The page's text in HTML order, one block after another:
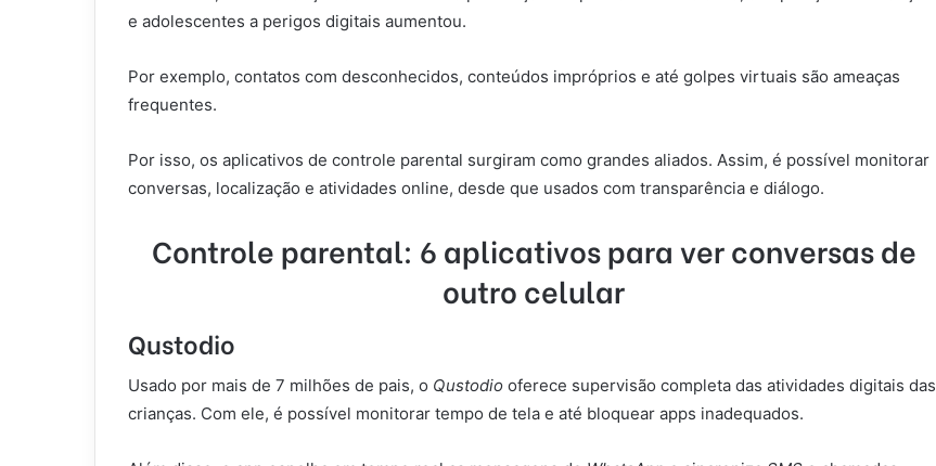
e adolescentes a perigos digitais aumentou.
Por exemplo, contatos com desconhecidos, conteúdos impróprios e até golpes virtuais são ameaças
frequentes.
Por isso, os aplicativos de controle parental surgiram como grandes aliados. Assim, é possível monitorar
conversas, localização e atividades online, desde que usados com transparência e diálogo.
Controle parental: 6 aplicativos para ver conversas de
outro celular
Qustodio
Usado por mais de 7 milhões de pais, o Qustodio oferece supervisão completa das atividades digitais das
crianças. Com ele, é possível monitorar tempo de tela e até bloquear apps inadequados.